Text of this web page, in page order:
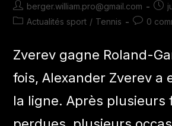
berger.william.pro@gmail.com
Actualités sport / Tennis 0
Zverev gagne Roland-
fois, Alexander Zverev a
la ligne. Après plusieurs